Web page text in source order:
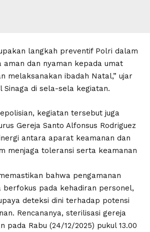
langkah preventif Polri dalam
aman dan nyaman kepada umat
melaksanakan ibadah Natal,” ujar
Sinaga di sela-sela kegiatan.
kegiatan tersebut juga
Gereja Santo Alfonsus Rodriguez
antara aparat keamanan dan
menjaga toleransi serta keamanan
bahwa pengamanan
berfokus pada kehadiran personel,
deteksi dini terhadap potensi
Rencananya, sterilisasi gereja
pada Rabu (24/12/2025) pukul 13.00